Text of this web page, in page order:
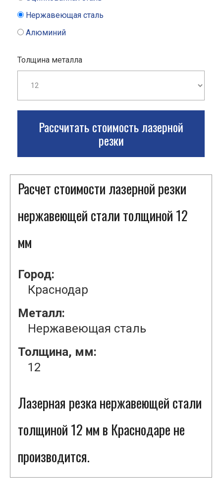
Нержавеющая сталь
Алюминий
Толщина металла
Рассчитать стоимость лазерной
резки
Расчет стоимости лазерной резки
нержавеющей стали толщиной 12
мм
Город:
Краснодар
Металл:
Нержавеющая сталь
Толщина, мм:
12
Лазерная резка нержавеющей стали
толщиной 12 мм в Краснодаре не
производится.